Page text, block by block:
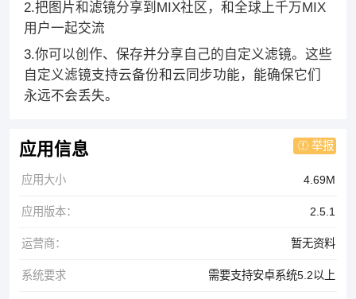
2.把图片和滤镜分享到MIX社区，和全球上千万MIX
用户一起交流
3.你可以创作、保存并分享自己的自定义滤镜。这些
自定义滤镜支持云备份和云同步功能，能确保它们
永远不会丢失。
应用信息 举报
应用大小 4.69M
应用版本： 2.5.1
运营商： 暂无资料
系统要求 需要支持安卓系统5.2以上